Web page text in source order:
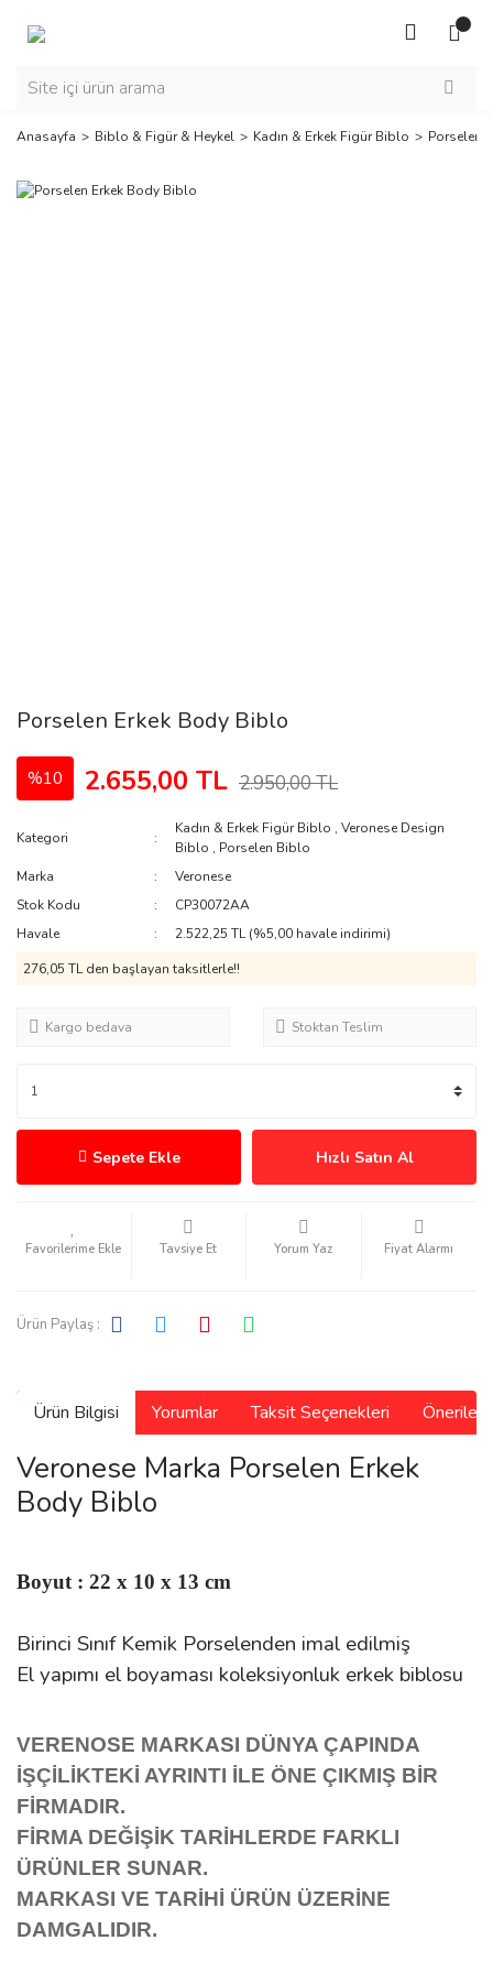
Anasayfa Biblo & Figür & Heykel Kadın & Erkek Figür Biblo Porselen
Porselen Erkek Body Biblo
%10 2.655,00 TL 2.950,00 TL
Kategori
Kadın & Erkek Figür Biblo ,Veronese Design
Biblo , Porselen Biblo
Marka
Veronese
Stok Kodu
CP30072AA
Havale
2.522,25 TL (%5,00 havale indirimi)
276,05 TL den başlayan taksitlerle!!
Kargo bedava Stoktan Teslim
Sepete Ekle Hızlı Satın Al
Tavsiye Et Yorum Yaz Fiyat Alarmı
Ürün Paylaş :
Ürün Bilgisi Yorumlar Taksit Seçenekleri
Veronese Marka Porselen Erkek
Body Biblo
Boyut : 22 x 10 x 13 cm
Birinci Sınıf Kemik Porselenden imal edilmiş
El yapımı el boyaması koleksiyonluk erkek biblosu
VERENOSE MARKASI DÜNYA ÇAPINDA
İŞÇİLİKTEKİ AYRINTI İLE ÖNE ÇIKMIŞ BİR
FİRMADIR.
FİRMA DEĞİŞİK TARİHLERDE FARKLI
ÜRÜNLER SUNAR.
MARKASI VE TARİHİ ÜRÜN ÜZERİNE
DAMGALIDIR.